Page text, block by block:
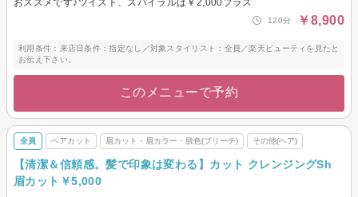
120分 ￥8,900
利用条件：来店日条件：指定なし／対象スタイリスト：全員／楽天ビューティを見たと
お伝え下さい。
このメニューで予約
全員 ヘアカット 眉カット・眉カラー・脱色(ブリーチ) その他(ヘア)
【清潔＆信頼感。髪で印象は変わる】カット クレンジングSh
眉カット￥5,000